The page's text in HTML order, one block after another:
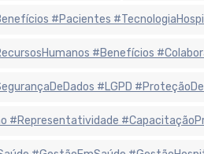
#Pacientes
#Benefícios
#LGPD
#Representatividade